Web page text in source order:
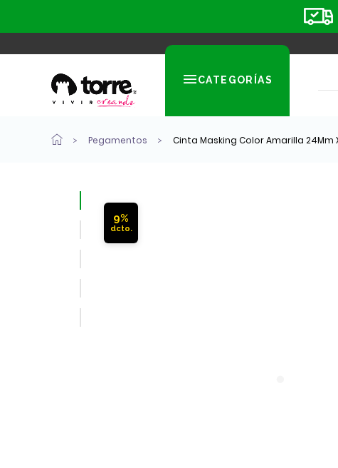
CATEGORÍAS
Pegamentos Cinta Masking Color Amarilla 24Mm
9%